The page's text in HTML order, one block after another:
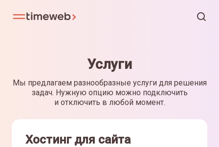
Услуги
Мы предлагаем разнообразные услуги для решения
задач. Нужную опцию можно подключить
и отключить в любой момент.
Хостинг для сайта